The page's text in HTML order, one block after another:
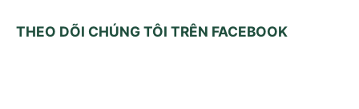
THEO DÕI CHÚNG TÔI TRÊN FACEBOOK